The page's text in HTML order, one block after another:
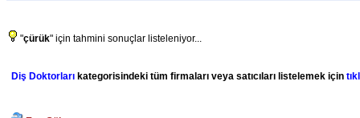
"çürük" için tahmini sonuçlar listeleniyor...
Diş Doktorları kategorisindeki tüm firmaları veya satıcıları listelemek için